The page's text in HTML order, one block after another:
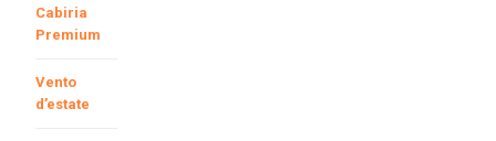
Cabiria
Premium
Vento
d’estate